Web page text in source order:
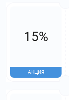
15%
АКЦИЯ